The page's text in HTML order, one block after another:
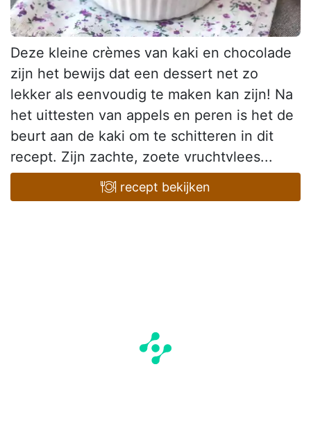
Deze kleine crèmes van kaki en chocolade
zijn het bewijs dat een dessert net zo
lekker als eenvoudig te maken kan zijn! Na
het uittesten van appels en peren is het de
beurt aan de kaki om te schitteren in dit
recept. Zijn zachte, zoete vruchtvlees...
recept bekijken